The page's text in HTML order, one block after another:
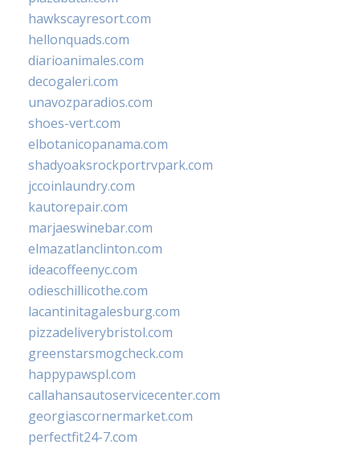
hawkscayresort.com
hellonquads.com
diarioanimales.com
decogaleri.com
unavozparadios.com
shoes-vert.com
elbotanicopanama.com
shadyoaksrockportrvpark.com
jccoinlaundry.com
kautorepair.com
marjaeswinebar.com
elmazatlanclinton.com
ideacoffeenyc.com
odieschillicothe.com
lacantinitagalesburg.com
pizzadeliverybristol.com
greenstarsmogcheck.com
happypawspl.com
callahansautoservicecenter.com
georgiascornermarket.com
perfectfit24-7.com